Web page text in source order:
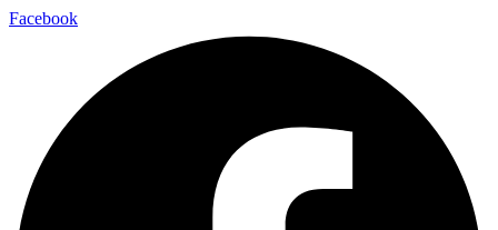
Facebook